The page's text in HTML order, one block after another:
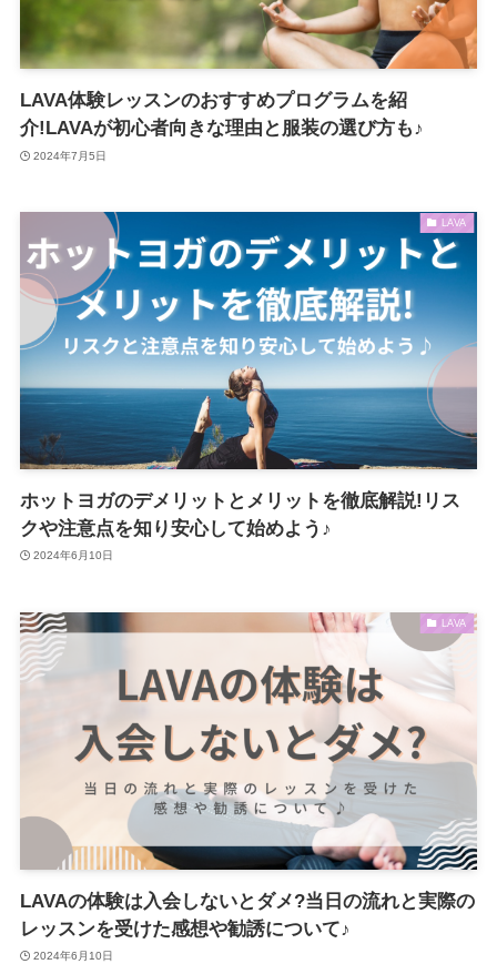
LAVA体験レッスンのおすすめプログラムを紹
介!LAVAが初心者向きな理由と服装の選び方も♪
2024年7月5日
LAVA
ホットヨガのデメリットとメリットを徹底解説!リス
クや注意点を知り安心して始めよう♪
2024年6月10日
LAVA
LAVAの体験は入会しないとダメ?当日の流れと実際の
レッスンを受けた感想や勧誘について♪
2024年6月10日